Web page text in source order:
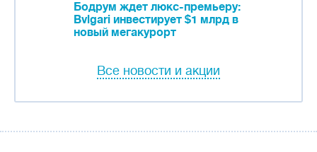
Бодрум ждет люкс-премьеру:
Bvlgari инвестирует $1 млрд в
новый мегакурорт
Все новости и акции